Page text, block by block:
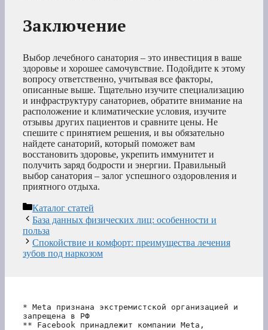
Заключение
Выбор лечебного санатория – это инвестиция в ваше
здоровье и хорошее самочувствие. Подойдите к этому
вопросу ответственно, учитывая все факторы,
описанные выше. Тщательно изучите специализацию
и инфраструктуру санаториев, обратите внимание на
расположение и климатические условия, изучите
отзывы других пациентов и сравните цены. Не
спешите с принятием решения, и вы обязательно
найдете санаторий, который поможет вам
восстановить здоровье, укрепить иммунитет и
получить заряд бодрости и энергии. Правильный
выбор санатория – залог успешного оздоровления и
приятного отдыха.
Рубрики
Каталог статей
База данных физических лиц: особенности и
польза
Спокойствие и комфорт: преимущества лечения
зубов под наркозом
* Meta признана экстремистской организацией и
запрещена в РФ
** Facebook принадлежит компании Meta,